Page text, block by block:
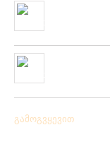
გამოგვყევით